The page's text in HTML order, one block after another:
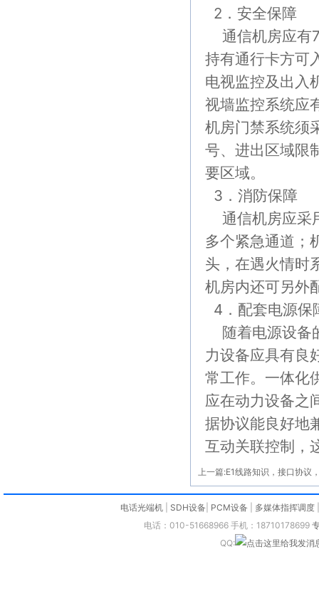
2．安全保障
通信机房应有
持有通行卡方可
电视监控及出入
视墙监控系统应
机房门禁系统须
号、进出区域限
要区域。
3．消防保障
通信机房应采
多个紧急通道；
头，在遇火情时
机房内还可另外
4．配套电源保
随着电源设备
力设备应具有良
常工作。一体化
应在动力设备之
据协议能良好地
互动关联控制，
上一篇:E1线路知识，接口协议
电话光端机 SDH设备 PCM设备 多媒体指挥调度
电话：010-51668966 手机：18710178699
QQ: